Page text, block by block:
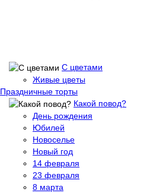
С цветами
Живые цветы
Праздничные торты
Какой повод?
День рождения
Юбилей
Новоселье
Новый год
14 февраля
23 февраля
8 марта